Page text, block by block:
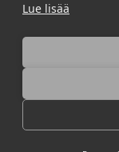
Lue lisää